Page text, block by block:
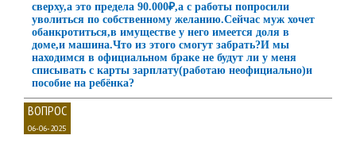
сверху,а это предела 90.000₽,а с работы попросили
уволиться по собственному желанию.Сейчас муж хочет
обанкротиться,в имуществе у него имеется доля в
доме,и машина.Что из этого смогут забрать?И мы
находимся в официальном браке не будут ли у меня
списывать с карты зарплату(работаю неофициально)и
пособие на ребёнка?
ВОПРОС
06-06-2025